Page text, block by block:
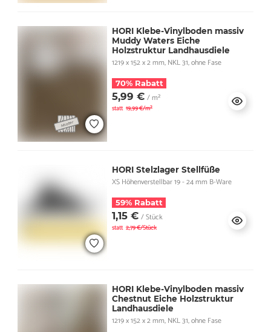
HORI Klebe-Vinylboden massiv
Muddy Waters Eiche
Holzstruktur Landhausdiele
1219 x 152 x 2 mm, NKL 31, ohne Fase
70% Rabatt
5,99 € / m²
statt 19,99 €/m²
HORI Stelzlager Stellfüße
XS Höhenverstellbar 19 - 24 mm B-Ware
59% Rabatt
1,15 € / Stück
statt 2,79 €/Stück
HORI Klebe-Vinylboden massiv
Chestnut Eiche Holzstruktur
Landhausdiele
1219 x 152 x 2 mm, NKL 31, ohne Fase